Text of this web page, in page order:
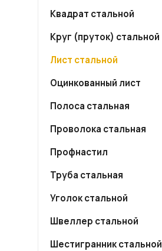
Квадрат стальной
Круг (пруток) стальной
Лист стальной
Оцинкованный лист
Полоса стальная
Проволока стальная
Профнастил
Труба стальная
Уголок стальной
Швеллер стальной
Шестигранник стальной